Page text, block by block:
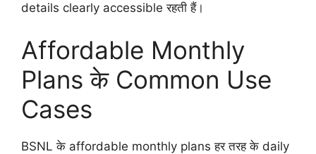
details clearly accessible रहती हैं।
Affordable Monthly
Plans के Common Use
Cases
BSNL के affordable monthly plans हर तरह के daily